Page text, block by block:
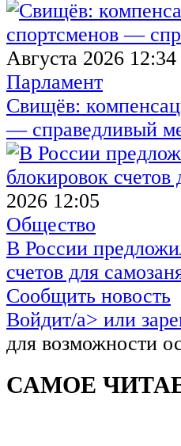
Августа 2026 12:34
Парламент
Свищёв:
— справедливый
2026 12:05
Общество
В России
счетов для
Сообщить новость
Войдит/a> или
для возможности
САМОЕ